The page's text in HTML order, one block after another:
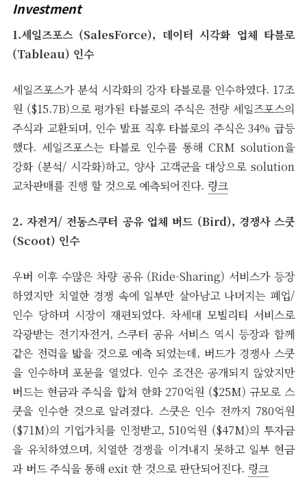
Investment
1.세일즈포스 (SalesForce), 데이터 시각화 업체 타블로
(Tableau) 인수
세일즈포스가 분석 시각화의 강자 타블로를 인수하였다. 17조
원 ($15.7B)으로 평가된 타블로의 주식은 전량 세일즈포스의
주식과 교환되며, 인수 발표 직후 타블로의 주식은 34% 급등
했다. 세일즈포스는 타블로 인수를 통해 CRM solution을
강화 (분석/ 시각화)하고, 양사 고객군을 대상으로 solution
교차판매를 진행 할 것으로 예측되어진다. 링크
2. 자전거/ 전동스쿠터 공유 업체 버드 (Bird), 경쟁사 스쿳
(Scoot) 인수
우버 이후 수많은 차량 공유 (Ride-Sharing) 서비스가 등장
하였지만 치열한 경쟁 속에 일부만 살아남고 나머지는 폐업/
인수 당하며 시장이 재편되었다. 차세대 모빌리티 서비스로
각광받는 전기자전거, 스쿠터 공유 서비스 역시 등장과 함께
같은 전력을 밟을 것으로 예측 되었는데, 버드가 경쟁사 스쿳
을 인수하며 포문을 열었다. 인수 조건은 공개되지 않았지만
버드는 현금과 주식을 합쳐 한화 270억원 ($25M) 규모로 스
쿳을 인수한 것으로 알려졌다. 스쿳은 인수 전까지 780억원
($71M)의 기업가치를 인정받고, 510억원 ($47M)의 투자금
을 유치하였으며, 치열한 경쟁을 이겨내지 못하고 일부 현금
과 버드 주식을 통해 exit 한 것으로 판단되어진다. 링크